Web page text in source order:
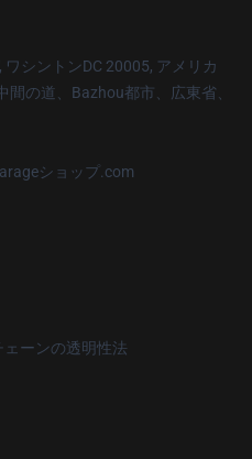
ワシントンDC 20005, アメリカ
間の道、Bazhou都市、広東省、
ショップ.com
ェーンの透明性法